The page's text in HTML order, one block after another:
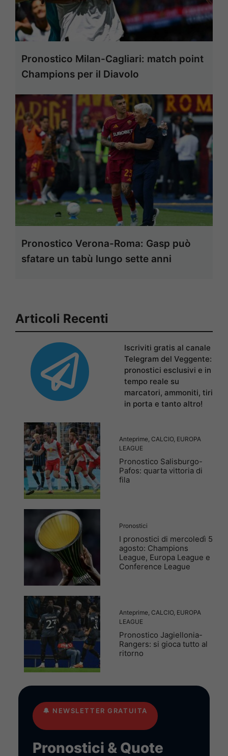
Pronostico Milan-Cagliari: match point
Champions per il Diavolo
Pronostico Verona-Roma: Gasp può
sfatare un tabù lungo sette anni
Articoli Recenti
Iscriviti gratis al canale
Telegram del Veggente:
pronostici esclusivi e in
tempo reale su
marcatori, ammoniti, tiri
in porta e tanto altro!
Anteprime CALCIO, EUROPA
LEAGUE
Pronostico Salisburgo-
Pafos: quarta vittoria di
fila
Pronostici
I pronostici di mercoledì 5
agosto: Champions
League, Europa League e
Conference League
Anteprime CALCIO, EUROPA
LEAGUE
Pronostico Jagiellonia-
Rangers: si gioca tutto al
ritorno
🔔 NEWSLETTER GRATUITA
Pronostici & Quote